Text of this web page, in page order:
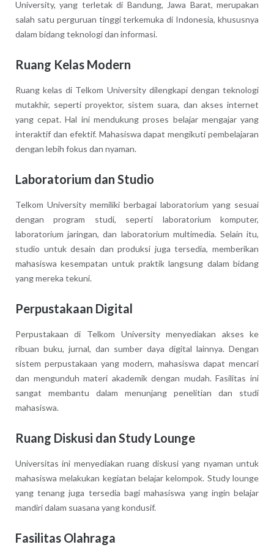
University, yang terletak di Bandung, Jawa Barat, merupakan
salah satu perguruan tinggi terkemuka di Indonesia, khususnya
dalam bidang teknologi dan informasi.
Ruang Kelas Modern
Ruang kelas di Telkom University dilengkapi dengan teknologi
mutakhir, seperti proyektor, sistem suara, dan akses internet
yang cepat. Hal ini mendukung proses belajar mengajar yang
interaktif dan efektif. Mahasiswa dapat mengikuti pembelajaran
dengan lebih fokus dan nyaman.
Laboratorium dan Studio
Telkom University memiliki berbagai laboratorium yang sesuai
dengan program studi, seperti laboratorium komputer,
laboratorium jaringan, dan laboratorium multimedia. Selain itu,
studio untuk desain dan produksi juga tersedia, memberikan
mahasiswa kesempatan untuk praktik langsung dalam bidang
yang mereka tekuni.
Perpustakaan Digital
Perpustakaan di Telkom University menyediakan akses ke
ribuan buku, jurnal, dan sumber daya digital lainnya. Dengan
sistem perpustakaan yang modern, mahasiswa dapat mencari
dan mengunduh materi akademik dengan mudah. Fasilitas ini
sangat membantu dalam menunjang penelitian dan studi
mahasiswa.
Ruang Diskusi dan Study Lounge
Universitas ini menyediakan ruang diskusi yang nyaman untuk
mahasiswa melakukan kegiatan belajar kelompok. Study lounge
yang tenang juga tersedia bagi mahasiswa yang ingin belajar
mandiri dalam suasana yang kondusif.
Fasilitas Olahraga